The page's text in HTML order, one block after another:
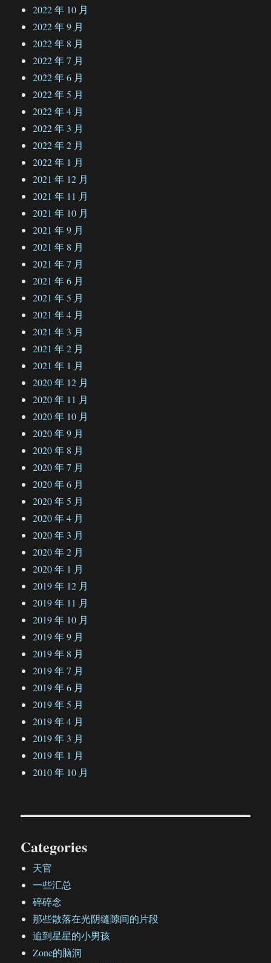
2022 年 10 月
2022 年 9 月
2022 年 8 月
2022 年 7 月
2022 年 6 月
2022 年 5 月
2022 年 4 月
2022 年 3 月
2022 年 2 月
2022 年 1 月
2021 年 12 月
2021 年 11 月
2021 年 10 月
2021 年 9 月
2021 年 8 月
2021 年 7 月
2021 年 6 月
2021 年 5 月
2021 年 4 月
2021 年 3 月
2021 年 2 月
2021 年 1 月
2020 年 12 月
2020 年 11 月
2020 年 10 月
2020 年 9 月
2020 年 8 月
2020 年 7 月
2020 年 6 月
2020 年 5 月
2020 年 4 月
2020 年 3 月
2020 年 2 月
2020 年 1 月
2019 年 12 月
2019 年 11 月
2019 年 10 月
2019 年 9 月
2019 年 8 月
2019 年 7 月
2019 年 6 月
2019 年 5 月
2019 年 4 月
2019 年 3 月
2019 年 1 月
2010 年 10 月
Categories
天官
一些汇总
碎碎念
那些散落在光阴缝隙间的片段
追到星星的小男孩
Zone的脑洞